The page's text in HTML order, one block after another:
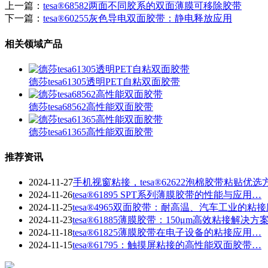
上一篇： tesa®68582两面不同胶系的双面薄膜可移除胶带
下一篇： tesa®60255灰色导电双面胶带：静电释放应用
相关领域产品
德莎tesa61305透明PET自粘双面胶带
德莎tesa68562高性能双面胶带
德莎tesa61365高性能双面胶带
推荐资讯
2024-11-27手机视窗粘接，tesa®62622泡棉胶带粘贴优选
2024-11-26tesa®61895 SPT系列薄膜胶带的性能与应用…
2024-11-25tesa®4965双面胶带：耐高温、汽车工业的粘
2024-11-23​tesa®61885薄膜胶带：150μm高效粘接解决方
2024-11-18tesa®61825薄膜胶带在电子设备的粘接应用…
2024-11-15tesa®61795：触摸屏粘接的高性能双面胶带…